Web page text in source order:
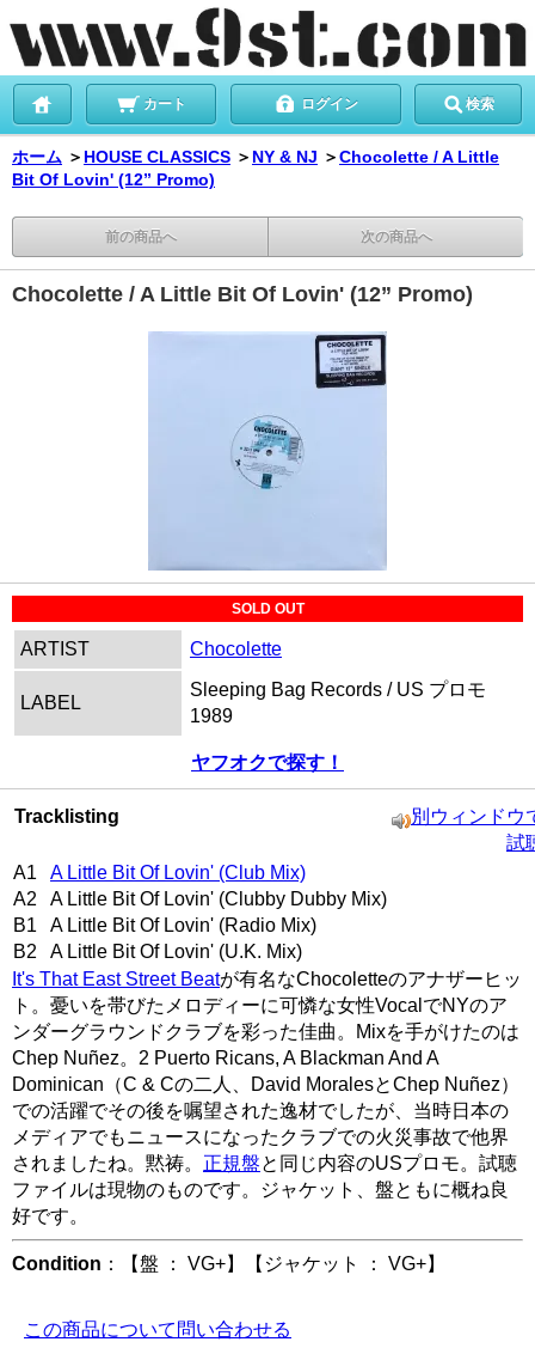
カート ログイン 検索
ホーム ＞ HOUSE CLASSICS ＞ NY & NJ ＞Chocolette / A Little
Bit Of Lovin' (12” Promo)
前の商品へ 次の商品へ
Chocolette / A Little Bit Of Lovin' (12” Promo)
SOLD OUT
ARTIST Chocolette
LABEL
Sleeping Bag Records / US プロモ
1989
ヤフオクで探す！
Tracklisting
別ウィンドウ
試
A1 A Little Bit Of Lovin' (Club Mix)
A2 A Little Bit Of Lovin' (Clubby Dubby Mix)
B1 A Little Bit Of Lovin' (Radio Mix)
B2 A Little Bit Of Lovin' (U.K. Mix)
It's That East Street Beatが有名なChocoletteのアナザーヒッ
ト。憂いを帯びたメロディーに可憐な女性VocalでNYのア
ンダーグラウンドクラブを彩った佳曲。Mixを手がけたのは
Chep Nuñez。2 Puerto Ricans, A Blackman And A
Dominican（C & Cの二人、David MoralesとChep Nuñez）
での活躍でその後を嘱望された逸材でしたが、当時日本の
メディアでもニュースになったクラブでの火災事故で他界
されましたね。黙祷。 正規盤と同じ内容のUSプロモ。試聴
ファイルは現物のものです。ジャケット、盤ともに概ね良
好です。
Condition ：【盤 ： VG+】【ジャケット ： VG+】
この商品について問い合わせる